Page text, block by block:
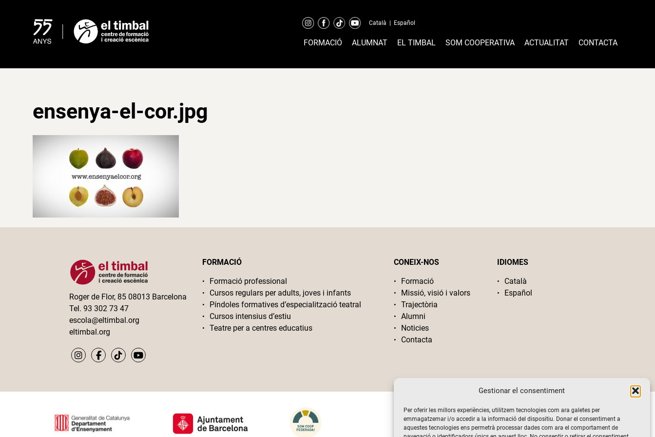
Gestionar el consentiment
Per oferir les millors experiències, utilitzem tecnologies com ara galetes per
emmagatzemar i/o accedir a la informació del dispositiu. Donar el consentiment a
aquestes tecnologies ens permetrà processar dades com ara el comportament de
Català Español
FORMACIÓ ALUMNAT EL TIMBAL SOM COOPERATIVA ACTUALITAT CONTACTA
ensenya-el-cor.jpg
Roger de Flor, 85 08013 Barcelona
Tel. 93 302 73 47
escola@eltimbal.org
eltimbal.org
FORMACIÓ
Formació professional
Cursos regulars per adults, joves i infants
Píndoles formatives d’especialització teatral
Cursos intensius d’estiu
Teatre per a centres educatius
CONEIX-NOS
Formació
Missió, visió i valors
Trajectòria
Alumni
Noticies
Contacta
IDIOMES
Català
Español